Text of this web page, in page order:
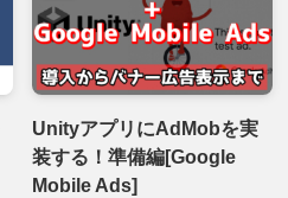
UnityアプリにAdMobを実
装する！準備編[Google
Mobile Ads]